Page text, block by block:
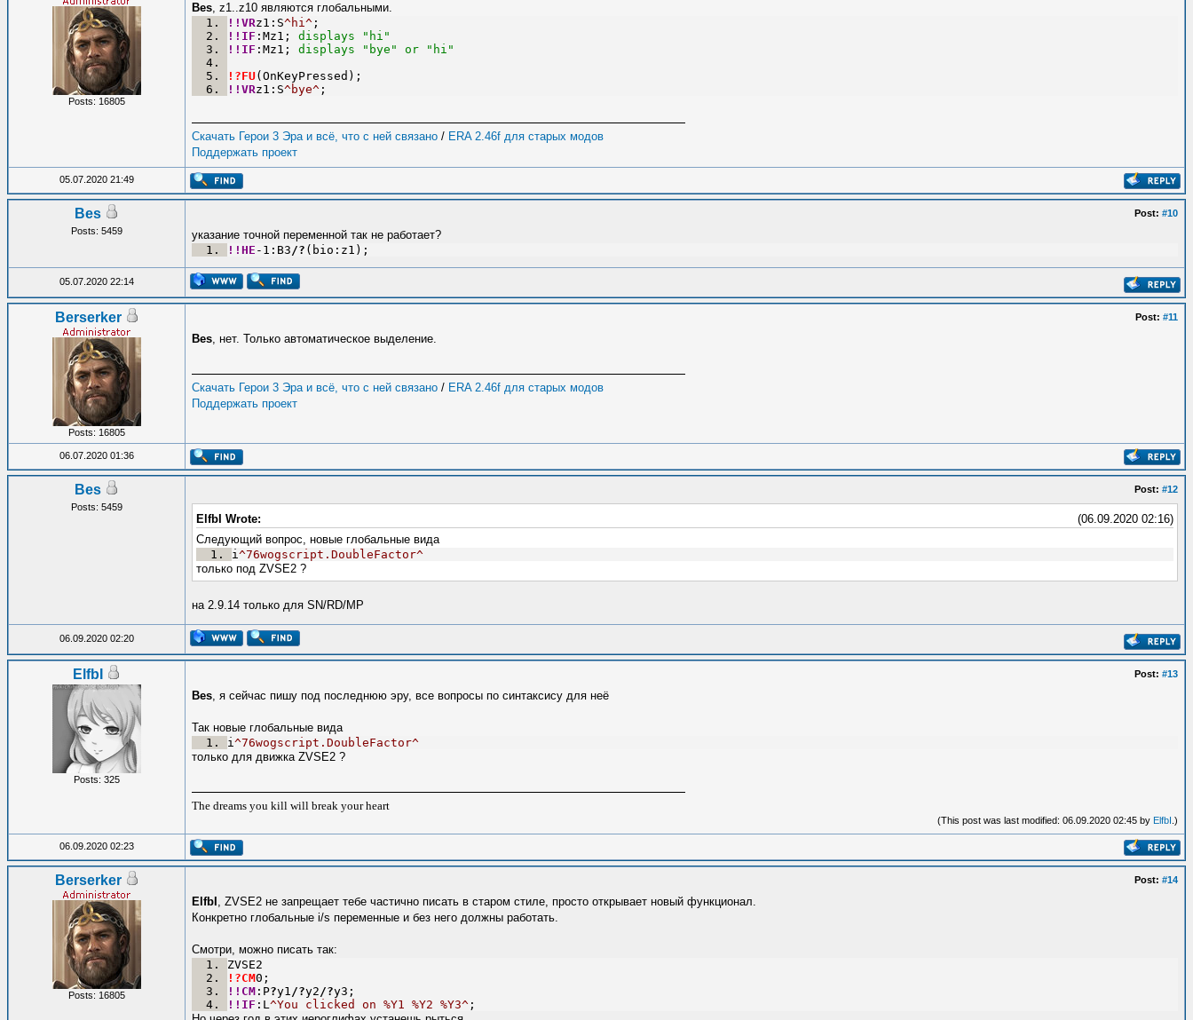
Posts: 16805
Bes, z1..z10 являются глобальными.
!!VRz1:S^hi^ ;
!!IF :Mz1;
displays "hi"
!!IF :Mz1;
displays "bye" or "hi"
!?FU(OnKeyPressed);
!!VRz1:S^bye^ ;
Скачать Герои 3 Эра и всё, что с ней связано / ERA 2.46f для старых модов
Поддержать проект
05.07.2020 21:49
Bes
Posts: 5459
Post: #10
указание точной переменной так не работает?
!!HE -1:B3/? (bio:z1);
05.07.2020 22:14
Berserker
Posts: 16805
Post: #11
Bes, нет. Только автоматическое выделение.
Скачать Герои 3 Эра и всё, что с ней связано / ERA 2.46f для старых модов
Поддержать проект
06.07.2020 01:36
Bes
Posts: 5459
Post: #12
(06.09.2020 02:16)
ElfbI Wrote:
Следующий вопрос, новые глобальные вида
i^76wogscript.DoubleFactor^
только под ZVSE2 ?
на 2.9.14 только для SN/RD/MP
06.09.2020 02:20
ElfbI
Posts: 325
Post: #13
Bes, я сейчас пишу под последнюю эру, все вопросы по синтаксису для неё
Так новые глобальные вида
i^76wogscript.DoubleFactor^
только для движка ZVSE2 ?
The dreams you kill will break your heart
(This post was last modified: 06.09.2020 02:45 by ElfbI .)
06.09.2020 02:23
Berserker
Posts: 16805
Post: #14
ElfbI , ZVSE2 не запрещает тебе частично писать в старом стиле, просто открывает новый функционал.
Конкретно глобальные i/s переменные и без него должны работать.
Смотри, можно писать так:
ZVSE2
!?CM0;
!!CM :P?y1/?y2/?y3;
!!IF :L^You clicked on %Y1 %Y2 %Y3^ ;